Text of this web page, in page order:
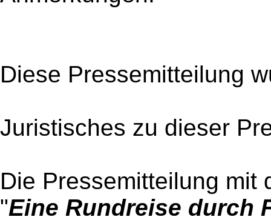
Diese Pressemitteilung
Juristisches zu dieser
Die Pressemitteilung mit
"Eine Rundreise durch